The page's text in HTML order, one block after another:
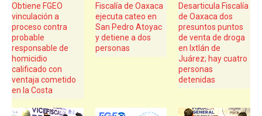
Obtiene FGEO
vinculación a
proceso contra
probable
responsable de
homicidio
calificado con
ventaja cometido
en la Costa
Fiscalía de Oaxaca
ejecuta cateo en
San Pedro Atoyac
y detiene a dos
personas
Desarticula Fiscalía
de Oaxaca dos
presuntos puntos
de venta de droga
en Ixtlán de
Juárez; hay cuatro
personas
detenidas